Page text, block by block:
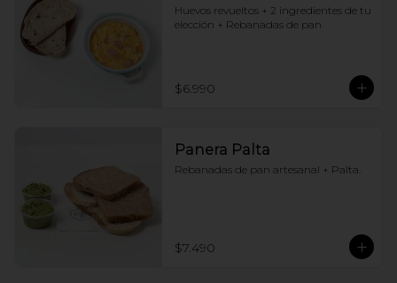
Huevos revueltos + 2 ingredientes de tu
elección + Rebanadas de pan
$6.990
Panera Palta
Rebanadas de pan artesanal + Palta.
$7.490